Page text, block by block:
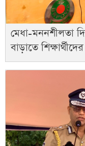
মেধা-মননশীলতা
বাড়াতে